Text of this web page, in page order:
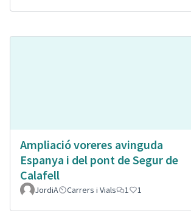
Ampliació voreres avinguda
Espanya i del pont de Segur de
Calafell
JordiA Carrers i Vials 1 1